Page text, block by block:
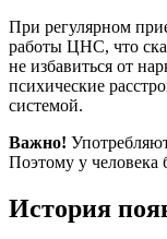
При регулярном
работы ЦНС, что
не избавиться от
психические
системой.
Важно!
Поэтому у человека
История